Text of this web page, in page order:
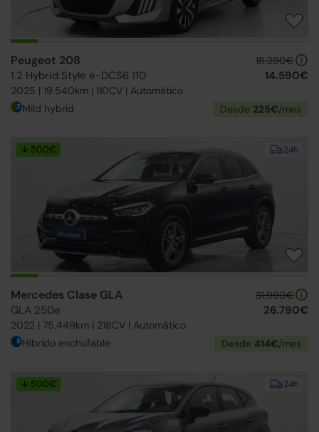
Peugeot 208
1.2 Hybrid Style e-DCS6 110
2025 | 19.540km | 110CV | Automático
18.290€
14.590€
Mild hybrid Desde 225€/mes
24h
↓ 500€
Mercedes Clase GLA
GLA 250e
2022 | 75.449km | 218CV | Automático
31.990€
26.790€
Híbrido enchufable Desde 414€/mes
24h
↓ 500€